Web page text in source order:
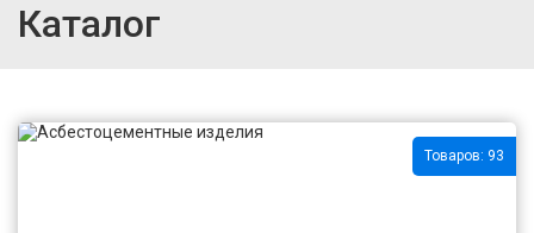
Каталог
Товаров: 93